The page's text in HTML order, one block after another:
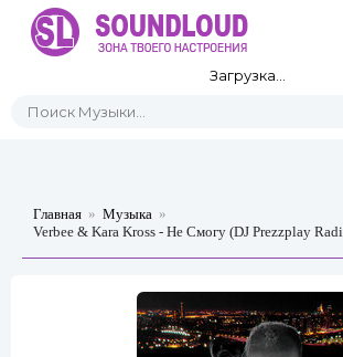
Загрузка...
Главная » Музыка »
Verbee & Kara Kross - Не Смогу (DJ Prezzplay